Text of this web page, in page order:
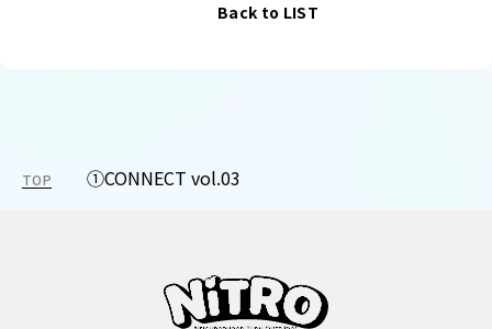
Back to LIST
TOP ①CONNECT vol.03